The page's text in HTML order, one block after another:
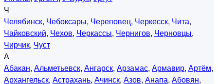
Ч
Челябинск, Чебоксары, Череповец, Черкесск, Чита,
Чайковский, Чехов, Черкассы, Чернигов, Черновцы,
Чирчик, Чуст
А
Абакан, Альметьевск, Ангарск, Арзамас, Армавир, Артём,
Архангельск, Астрахань, Ачинск, Азов, Анапа, Абовян,